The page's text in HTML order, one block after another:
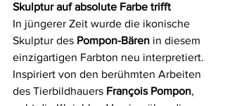
Skulptur auf absolute Farbe trifft
In jüngerer Zeit wurde die ikonische
Skulptur des Pompon-Bären in diesem
einzigartigen Farbton neu interpretiert.
Inspiriert von den berühmten Arbeiten
des Tierbildhauers François Pompon,